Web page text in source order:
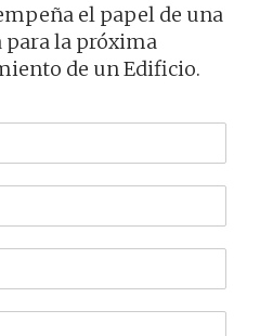
el papel de una
para la próxima
de un Edificio.